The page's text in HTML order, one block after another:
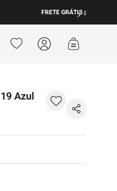
499 | Consulte as Regras
Azul